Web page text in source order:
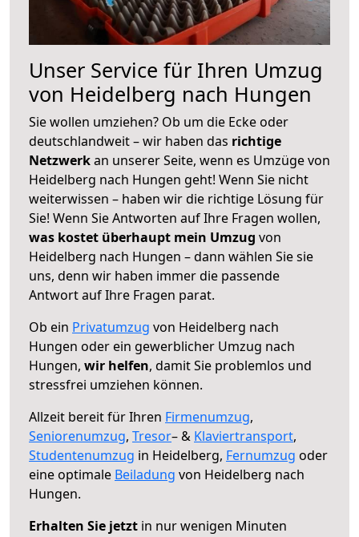
Unser Service für Ihren Umzug
von Heidelberg nach Hungen
Sie wollen umziehen? Ob um die Ecke oder
deutschlandweit – wir haben das richtige
Netzwerkan unserer Seite, wenn es Umzüge von
Heidelberg nach Hungen geht! Wenn Sie nicht
weiterwissen – haben wir die richtige Lösung für
Sie! Wenn Sie Antworten auf Ihre Fragen wollen,
was kostet überhaupt mein Umzug von
Heidelberg nach Hungen – dann wählen Sie sie
uns, denn wir haben immer die passende
Antwort auf Ihre Fragen parat.
Ob ein Privatumzug von Heidelberg nach
Hungen oder ein gewerblicher Umzug nach
Hungen, wir helfen, damit Sie problemlos und
stressfrei umziehen können.
Allzeit bereit für Ihren Firmenumzug,
Seniorenumzug, Tresor– & Klaviertransport,
Studentenumzug in Heidelberg, Fernumzug oder
eine optimale Beiladung von Heidelberg nach
Hungen.
Erhalten Sie jetzt in nur wenigen Minuten